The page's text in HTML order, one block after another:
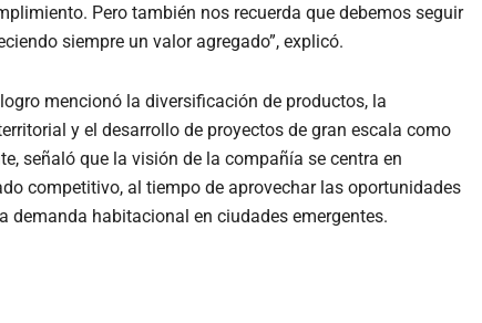
Pero también nos recuerda que debemos seguir
siempre un valor agregado”, explicó.
mencionó la diversificación de productos, la
y el desarrollo de proyectos de gran escala como
señaló que la visión de la compañía se centra en
competitivo, al tiempo de aprovechar las oportunidades
demanda habitacional en ciudades emergentes.